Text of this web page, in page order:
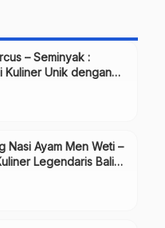
– Seminyak :
Kuliner Unik dengan
Nasi Ayam Men Weti –
Legendaris Bali